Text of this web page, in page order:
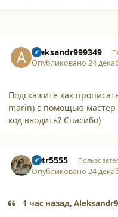
Aleksandr999349
Опубликовано24
Подскажите как
marin) с помощью мастер
код вводить? Спасибо)
petr5555
Опубликовано24
1 час назад,